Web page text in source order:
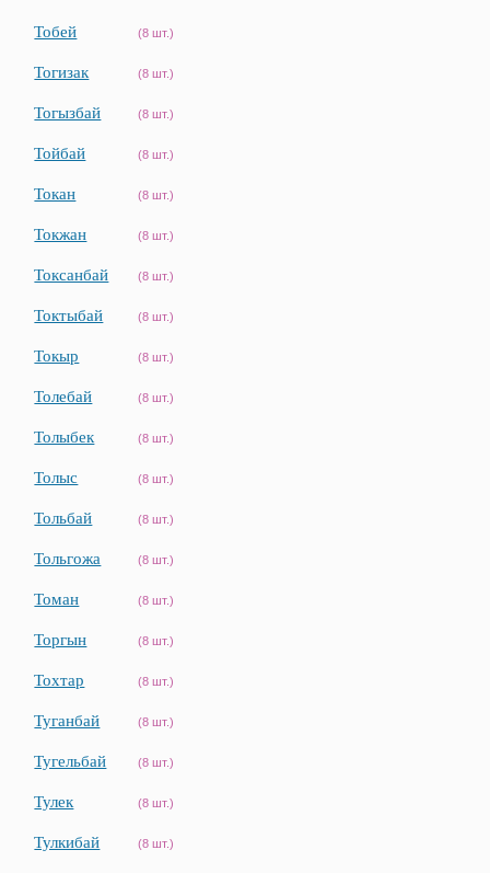
Тобей (8 шт.)
Тогизак (8 шт.)
Тогызбай (8 шт.)
Тойбай (8 шт.)
Токан (8 шт.)
Токжан (8 шт.)
Токсанбай (8 шт.)
Токтыбай (8 шт.)
Токыр (8 шт.)
Толебай (8 шт.)
Толыбек (8 шт.)
Толыс (8 шт.)
Тольбай (8 шт.)
Тольгожа (8 шт.)
Томан (8 шт.)
Торгын (8 шт.)
Тохтар (8 шт.)
Туганбай (8 шт.)
Тугельбай (8 шт.)
Тулек (8 шт.)
Тулкибай (8 шт.)